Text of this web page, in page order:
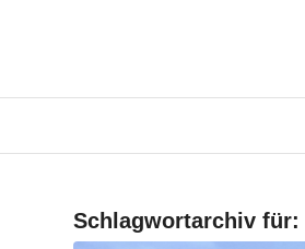
Schlagwortarchiv für: